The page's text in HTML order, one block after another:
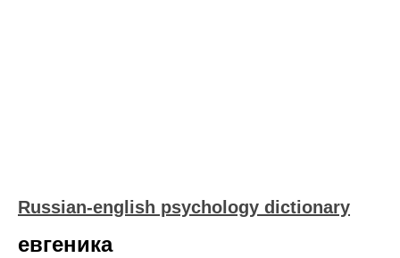
Russian-english psychology dictionary
евгеника